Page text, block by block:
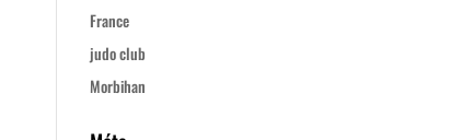
France
judo club
Morbihan